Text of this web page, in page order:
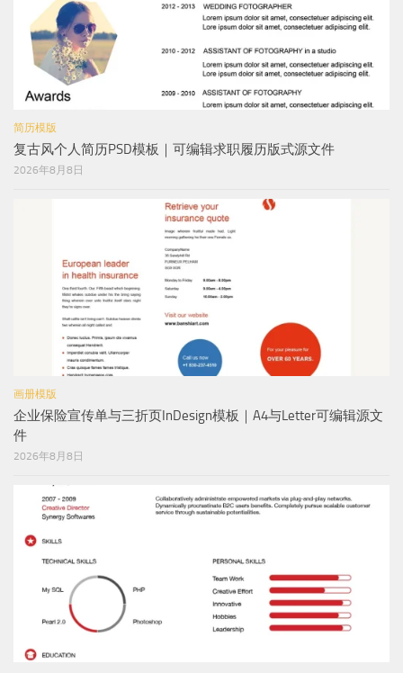
简历模版
复古风个人简历PSD模板｜可编辑求职履历版式源文件
2026年8月8日
画册模版
企业保险宣传单与三折页InDesign模板｜A4与Letter可编辑源文
件
2026年8月8日